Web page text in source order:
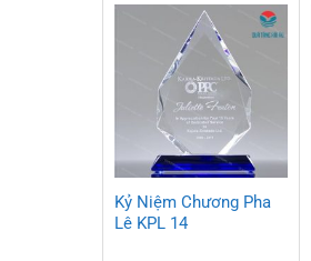
Kỷ Niệm Chương Pha
Lê KPL 14